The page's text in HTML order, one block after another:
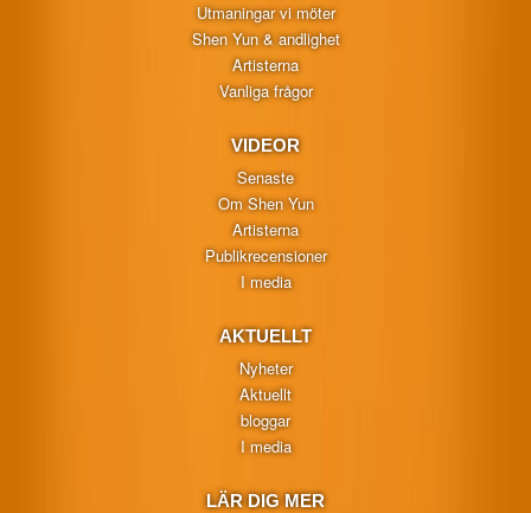
Utmaningar vi möter
Shen Yun & andlighet
Artisterna
Vanliga frågor
VIDEOR
Senaste
Om Shen Yun
Artisterna
Publikrecensioner
I media
AKTUELLT
Nyheter
Aktuellt
bloggar
I media
LÄR DIG MER